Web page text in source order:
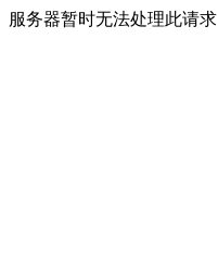
服务器暂时无法处理此请求